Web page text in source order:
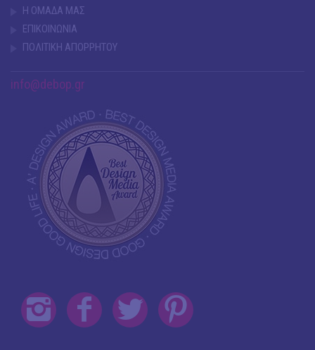
Η ΟΜΑΔΑ ΜΑΣ
ΕΠΙΚΟΙΝΩΝΙΑ
ΠΟΛΙΤΙΚΗ ΑΠΟΡΡΗΤΟΥ
info@debop.gr